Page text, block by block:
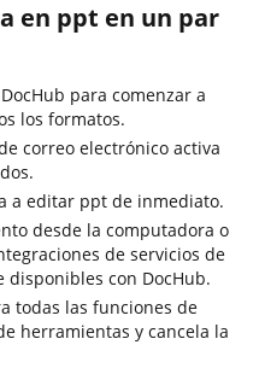
en ppt en un par
para comenzar a
los formatos.
correo electrónico activa
a editar ppt de inmediato.
desde la computadora o
de servicios de
con DocHub.
todas las funciones de
herramientas y cancela la